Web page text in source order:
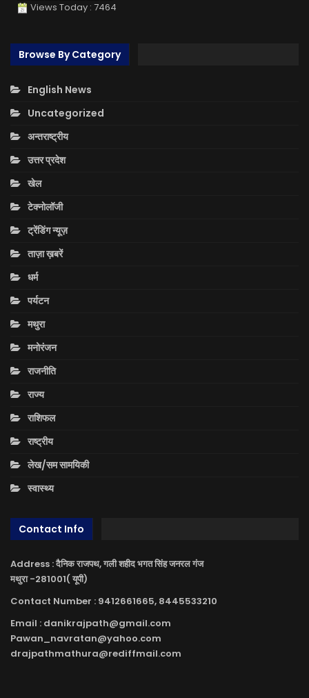
Views Today : 7464
Browse By Category
English News
Uncategorized
अन्तराष्ट्रीय
उत्तर प्रदेश
खेल
टेक्नोलॉजी
ट्रेंडिंग न्यूज़
ताज़ा ख़बरें
धर्म
पर्यटन
मथुरा
मनोरंजन
राजनीति
राज्य
राशिफल
राष्ट्रीय
लेख/सम सामयिकी
स्वास्थ्य
Contact Info
Address : दैनिक राजपथ, गली शहीद भगत सिंह जनरल गंज
मथुरा -281001( यूपी)
Contact Number : 9412661665, 8445533210
Email : danikrajpath@gmail.com
Pawan_navratan@yahoo.com
drajpathmathura@rediffmail.com